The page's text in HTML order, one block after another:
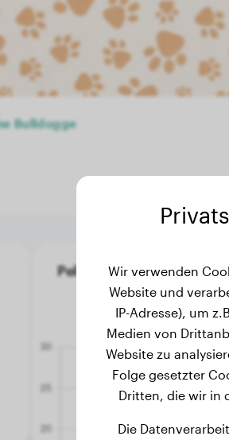
Bulldogge
Pelle's Gewichtsverlauf
Wir verwenden
Website und
IP-Adresse), um
Medien von
Website zu
Folge gesetzter
Dritten, die wir in
Die